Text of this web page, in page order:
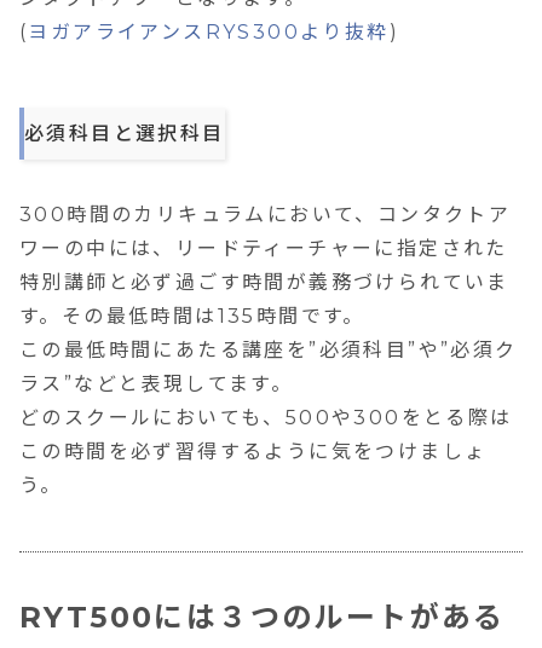
( ヨガアライアンスRYS300より抜粋 )
必須科目と選択科目
300時間のカリキュラムにおいて、コンタクトア
ワーの中には、リードティーチャーに指定された
特別講師と必ず過ごす時間が義務づけられていま
す。その最低時間は135時間です。
この最低時間にあたる講座を”必須科目”や”必須ク
ラス”などと表現してます。
どのスクールにおいても、500や300をとる際は
この時間を必ず習得するように気をつけましょ
う。
RYT500には３つのルートがある